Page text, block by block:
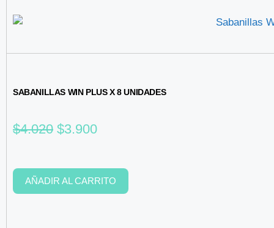
SABANILLAS WIN PLUS X 8 UNIDADES
$4.020 $3.900
AÑADIR AL CARRITO